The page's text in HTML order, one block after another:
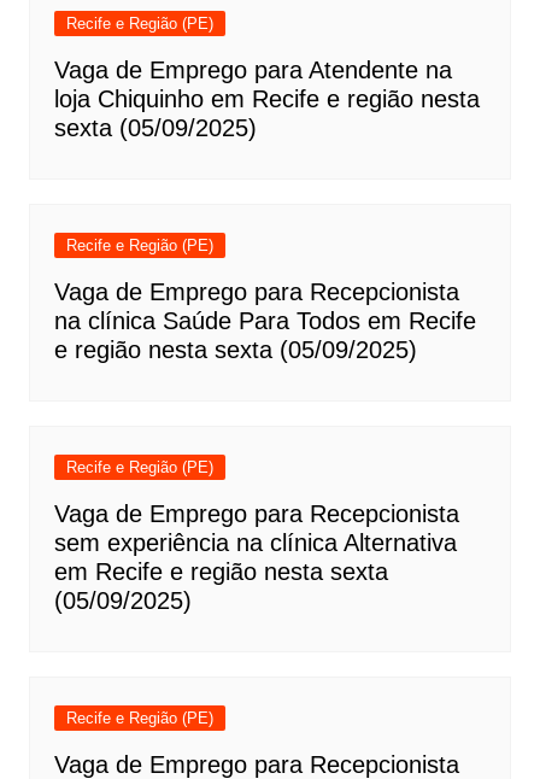
Recife e Região (PE)
Vaga de Emprego para Atendente na
loja Chiquinho em Recife e região nesta
sexta (05/09/2025)
Recife e Região (PE)
Vaga de Emprego para Recepcionista
na clínica Saúde Para Todos em Recife
e região nesta sexta (05/09/2025)
Recife e Região (PE)
Vaga de Emprego para Recepcionista
sem experiência na clínica Alternativa
em Recife e região nesta sexta
(05/09/2025)
Recife e Região (PE)
Vaga de Emprego para Recepcionista